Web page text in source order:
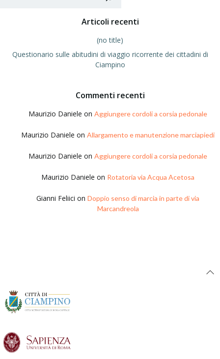
Articoli recenti
(no title)
Questionario sulle abitudini di viaggio ricorrente dei cittadini di
Ciampino
Commenti recenti
Maurizio Daniele on Aggiungere cordoli a corsia pedonale
Maurizio Daniele on Allargamento e manutenzione marciapiedi
Maurizio Daniele on Aggiungere cordoli a corsia pedonale
Maurizio Daniele on Rotatoria via Acqua Acetosa
Gianni Feliici on Doppio senso di marcia in parte di via
Marcandreola